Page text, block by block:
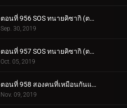
ตอนที่ 956 SOS ทนายคิซากิ (ตอนแรก)
Sep. 30, 2019
ตอนที่ 957 SOS ทนายคิซากิ (ตอนจบ)
Oct. 05, 2019
ตอนที่ 958 สองคนที่เหมือนกันแต่เข้ากันไม่ได้[11]
Nov. 09, 2019